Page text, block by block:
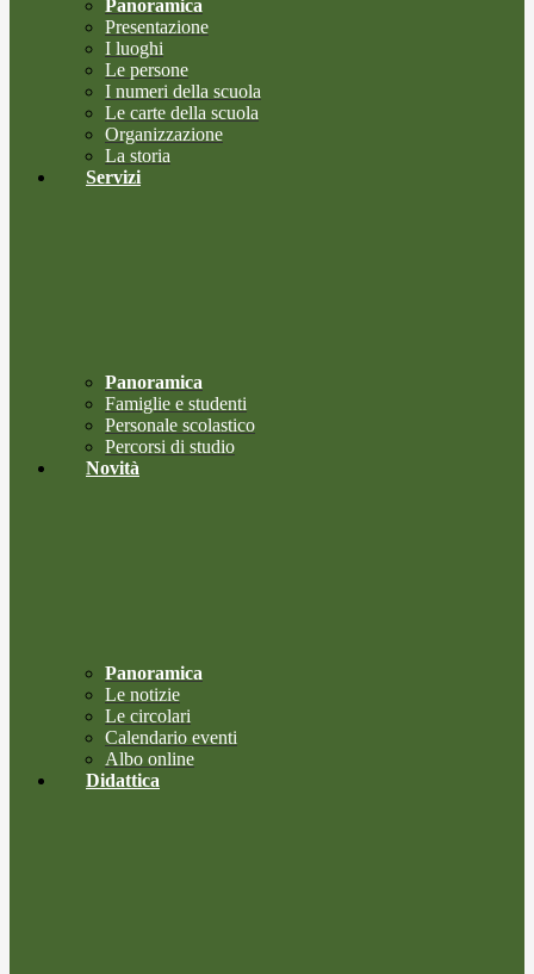
Panoramica
Presentazione
I luoghi
Le persone
I numeri della scuola
Le carte della scuola
Organizzazione
La storia
Servizi
Panoramica
Famiglie e studenti
Personale scolastico
Percorsi di studio
Novità
Panoramica
Le notizie
Le circolari
Calendario eventi
Albo online
Didattica